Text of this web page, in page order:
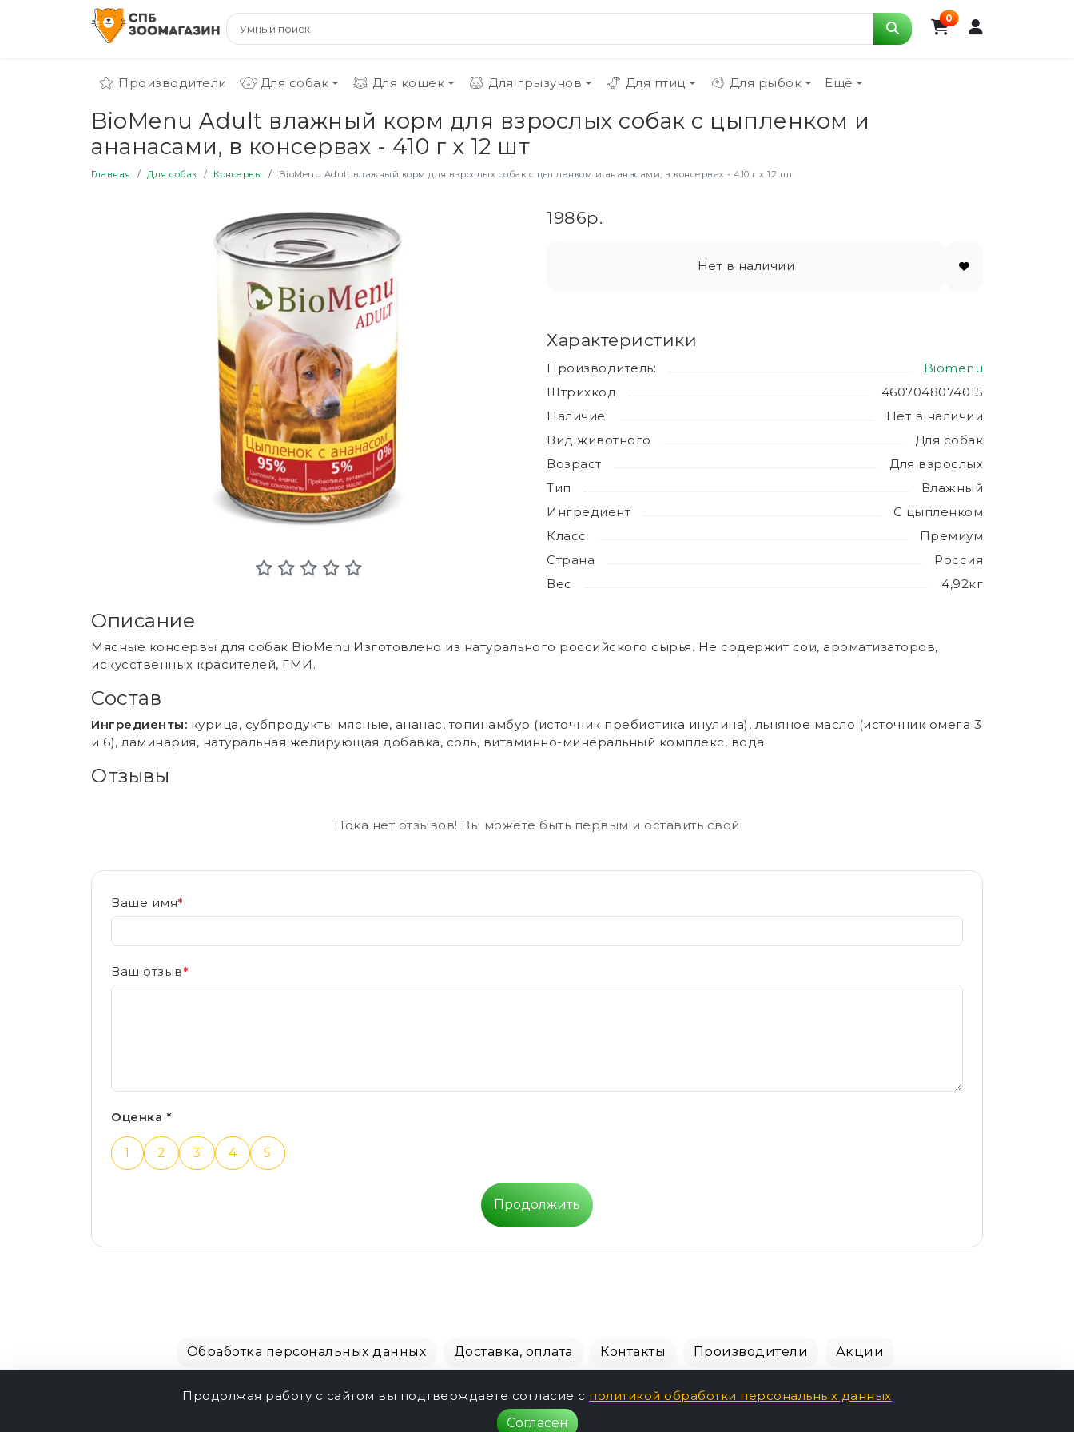
0
Производители Для собак Для кошек Для грызунов Для птиц Для рыбок Ещё
BioMenu Adult влажный корм для взрослых собак с цыпленком и
ананасами, в консервах - 410 г х 12 шт
Главная Для собак Консервы BioMenu Adult влажный корм для взрослых собак с цыпленком и ананасами, в консервах - 410 г х 12 шт
1986р.
Нет в наличии
Характеристики
Производитель:
Biomenu
Штрихкод
4607048074015
Наличие:
Нет в наличии
Вид животного
Для собак
Возраст
Для взрослых
Тип
Влажный
Ингредиент
С цыпленком
Класс
Премиум
Страна
Россия
Вес
4,92кг
Описание
Мясные консервы для собак BioMenu.Изготовлено из натурального российского сырья. Не содержит сои, ароматизаторов,
искусственных красителей, ГМИ.
Состав
Ингредиенты: курица, субпродукты мясные, ананас, топинамбур (источник пребиотика инулина), льняное масло (источник омега 3
и 6), ламинария, натуральная желирующая добавка, соль, витаминно-минеральный комплекс, вода.
Отзывы
Пока нет отзывов! Вы можете быть первым и оставить свой
Ваше имя*
Ваш отзыв*
Оценка *
1 2 3 4 5
Продолжить
Обработка персональных данных Доставка, оплата Контакты Производители Акции
Продолжая работу с сайтом вы подтверждаете согласие с политикой обработки персональных данных
Согласен